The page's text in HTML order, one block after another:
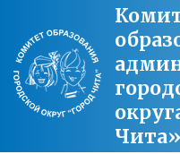
Чита»